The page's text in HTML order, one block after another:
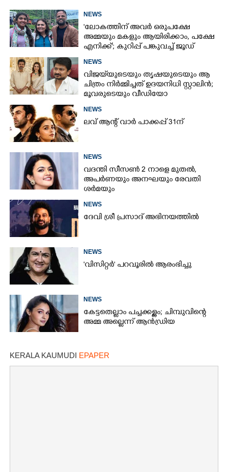
NEWS
'ലോകത്തിന് അവർ ഒരുപക്ഷേ
അമ്മയും മകളും ആയിരിക്കാം, പക്ഷേ
എനിക്ക്'; കുറിപ്പ് പങ്കുവച്ച് ജൂഡ്
NEWS
വിജയ്‌യുടെയും തൃഷയുടെയും ആ
ചിത്രം നിർമ്മിച്ചത് ഉദയനിധി സ്റ്റാലിൻ;
മൂവരുടെയും വീഡിയോ
NEWS
ലവ് ആന്റ് വാർ പാക്കപ്പ് 31ന്
NEWS
വദന്തി സീസൺ 2 നാളെ മുതൽ,
അപർണയും അനഘയും രേവതി
ശർമയും
NEWS
ദേവി ശ്രീ പ്രസാദ് അഭിനയത്തിൽ
NEWS
'വിസിറ്റർ' പറവൂരിൽ ആരംഭിച്ചു
NEWS
കേട്ടതെല്ലാം പച്ചക്കള്ളം; ചിമ്പുവിന്റെ
അമ്മ അല്ലെന്ന് ആൻഡ്രിയ
KERALA KAUMUDI EPAPER